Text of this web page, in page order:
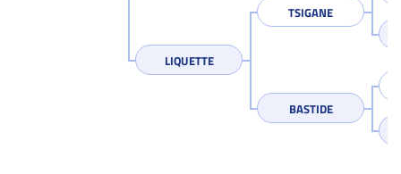
LIQUETTE
TSIGANE
BASTIDE